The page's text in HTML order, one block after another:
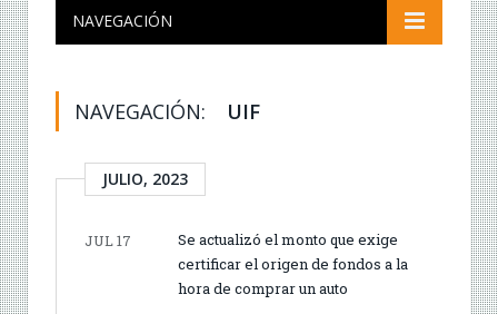
NAVEGACIÓN
NAVEGACIÓN: UIF
JULIO, 2023
JUL 17
Se actualizó el monto que exige
certificar el origen de fondos a la
hora de comprar un auto